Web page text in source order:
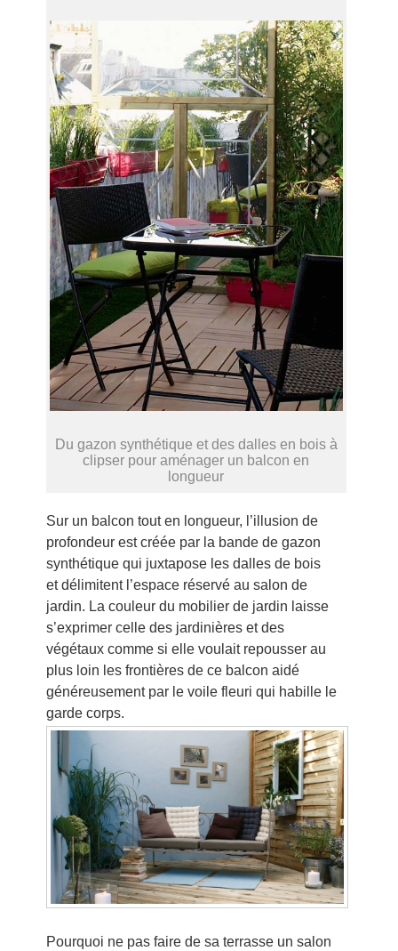
Du gazon synthétique et des dalles en bois à
clipser pour aménager un balcon en
longueur
Sur un balcon tout en longueur, l’illusion de
profondeur est créée par la bande de gazon
synthétique qui juxtapose les dalles de bois
et délimitent l’espace réservé au salon de
jardin. La couleur du mobilier de jardin laisse
s’exprimer celle des jardinières et des
végétaux comme si elle voulait repousser au
plus loin les frontières de ce balcon aidé
généreusement par le voile fleuri qui habille le
garde corps.
Pourquoi ne pas faire de sa terrasse un salon